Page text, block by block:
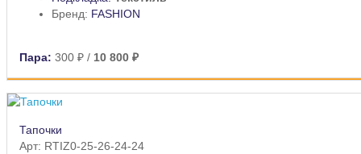
Бренд: FASHION
Пара: 300 ₽ / 10 800 ₽
Тапочки
Арт: RTIZ0-25-26-24-24